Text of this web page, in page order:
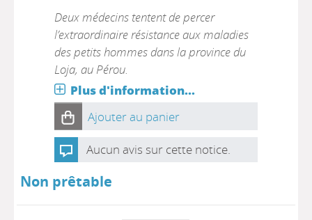
Deux médecins tentent de percer
l’extraordinaire résistance aux maladies
des petits hommes dans la province du
Loja, au Pérou.
Plus d'information...
Ajouter au panier
Aucun avis sur cette notice.
Non prêtable